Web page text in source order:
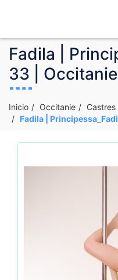
Fadila |
33 |
Inicio Occitanie
Castres
Fadila |